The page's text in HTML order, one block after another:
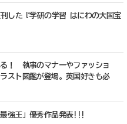
刊した『学研の学習 はにわの大国宝
る！ 執事のマナーやファッショ
スト図鑑が登場。英国好きも必
強王」優秀作品発表!!!